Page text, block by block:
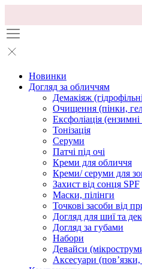
Новинки
Догляд за обличчям
Демакіяж
Очищення (пінки,
Ексфоліація
Тонізація
Серуми
Патчі під очі
Креми для обличчя
Креми/ серуми для
Захист від сонця SPF
Маски, пілінги
Точкові засоби від
Догляд для шиї та
Догляд за губами
Набори
Девайси
Аксесуари